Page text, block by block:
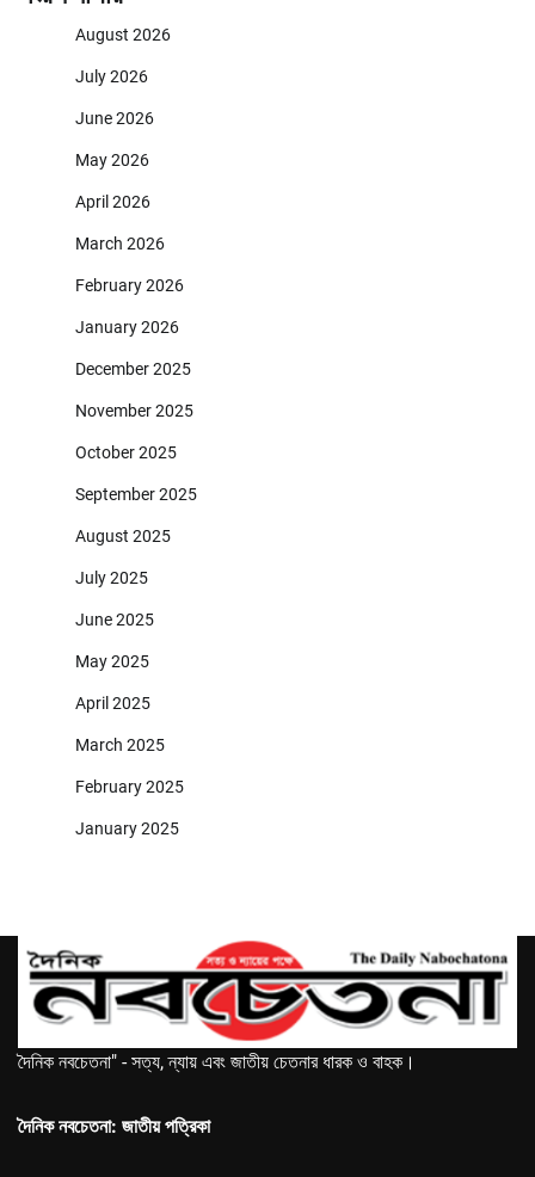
August 2026
July 2026
June 2026
May 2026
April 2026
March 2026
February 2026
January 2026
December 2025
November 2025
October 2025
September 2025
August 2025
July 2025
June 2025
May 2025
April 2025
March 2025
February 2025
January 2025
দৈনিক নবচেতনা" - সত্য, ন্যায় এবং জাতীয় চেতনার ধারক ও বাহক।
দৈনিক নবচেতনা: জাতীয় পত্রিকা